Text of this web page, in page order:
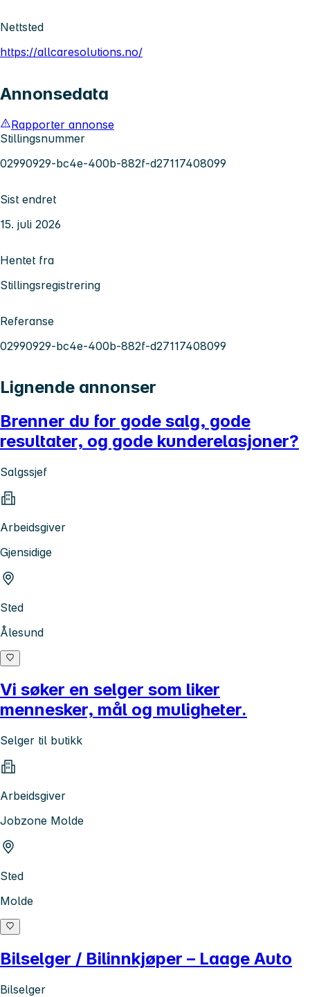
Nettsted
https://allcaresolutions.no/
Annonsedata
Rapporter annonse
Stillingsnummer
02990929-bc4e-400b-882f-d27117408099
Sist endret
15. juli 2026
Hentet fra
Stillingsregistrering
Referanse
02990929-bc4e-400b-882f-d27117408099
Lignende annonser
Brenner du for gode salg, gode
resultater, og gode kunderelasjoner?
Salgssjef
Arbeidsgiver
Gjensidige
Sted
Ålesund
Vi søker en selger som liker
mennesker, mål og muligheter.
Selger til butikk
Arbeidsgiver
Jobzone Molde
Sted
Molde
Bilselger / Bilinnkjøper – Laage Auto
Bilselger